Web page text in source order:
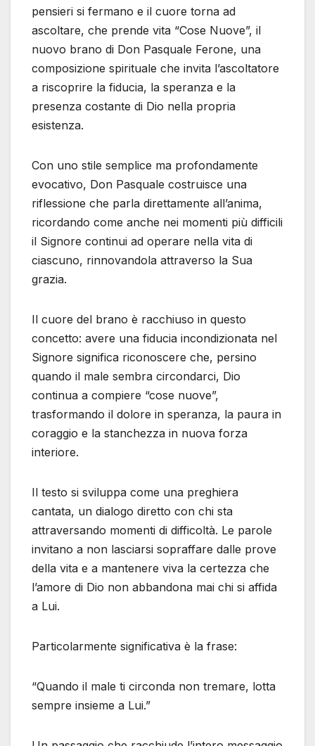
pensieri si fermano e il cuore torna ad
ascoltare, che prende vita “Cose Nuove”, il
nuovo brano di Don Pasquale Ferone, una
composizione spirituale che invita l’ascoltatore
a riscoprire la fiducia, la speranza e la
presenza costante di Dio nella propria
esistenza.
Con uno stile semplice ma profondamente
evocativo, Don Pasquale costruisce una
riflessione che parla direttamente all’anima,
ricordando come anche nei momenti più difficili
il Signore continui ad operare nella vita di
ciascuno, rinnovandola attraverso la Sua
grazia.
Il cuore del brano è racchiuso in questo
concetto: avere una fiducia incondizionata nel
Signore significa riconoscere che, persino
quando il male sembra circondarci, Dio
continua a compiere “cose nuove”,
trasformando il dolore in speranza, la paura in
coraggio e la stanchezza in nuova forza
interiore.
Il testo si sviluppa come una preghiera
cantata, un dialogo diretto con chi sta
attraversando momenti di difficoltà. Le parole
invitano a non lasciarsi sopraffare dalle prove
della vita e a mantenere viva la certezza che
l’amore di Dio non abbandona mai chi si affida
a Lui.
Particolarmente significativa è la frase:
“Quando il male ti circonda non tremare, lotta
sempre insieme a Lui.”